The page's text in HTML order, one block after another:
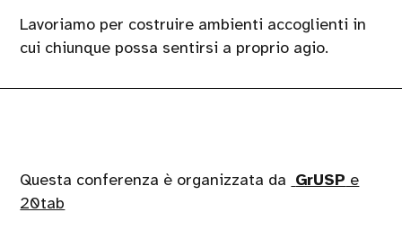
Lavoriamo per costruire ambienti accoglienti in
cui chiunque possa sentirsi a proprio agio.
Questa conferenza è organizzata da GrUSP e
20tab